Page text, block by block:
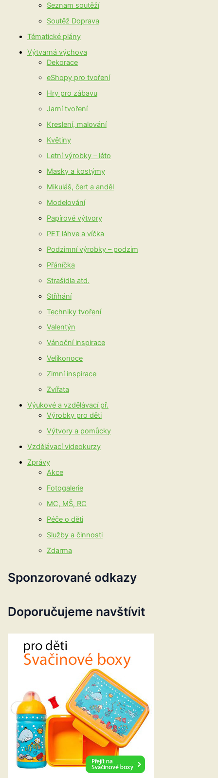
Seznam soutěží
Soutěž Doprava
Tématické plány
Výtvarná výchova
Dekorace
eShopy pro tvoření
Hry pro zábavu
Jarní tvoření
Kreslení, malování
Květiny
Letní výrobky – léto
Masky a kostýmy
Mikuláš, čert a anděl
Modelování
Papírové výtvory
PET láhve a víčka
Podzimní výrobky – podzim
Přáníčka
Strašidla atd.
Stříhání
Techniky tvoření
Valentýn
Vánoční inspirace
Velikonoce
Zimní inspirace
Zvířata
Výukové a vzdělávací př.
Výrobky pro děti
Výtvory a pomůcky
Vzdělávací videokurzy
Zprávy
Akce
Fotogalerie
MC, MŠ, RC
Péče o děti
Služby a činnosti
Zdarma
Sponzorované odkazy
Doporučujeme navštívit